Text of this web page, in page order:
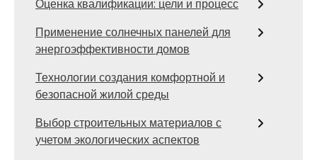
Оценка квалификации: цели и процесс
Применение солнечных панелей для
энергоэффективности домов
Технологии создания комфортной и
безопасной жилой среды
Выбор строительных материалов с
учетом экологических аспектов